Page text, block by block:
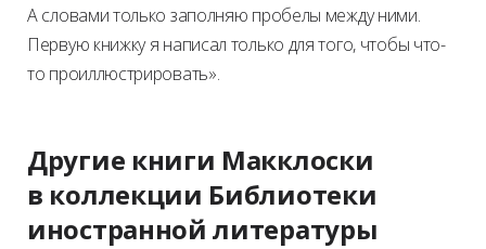
А словами только заполняю пробелы между ними.
Первую книжку я написал только для того, чтобы что-
то проиллюстрировать».
Другие книги Макклоски
в коллекции Библиотеки
иностранной литературы